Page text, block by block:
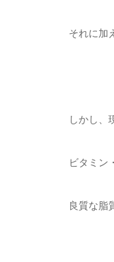
それに加
しかし、
ビタミン
良質な脂